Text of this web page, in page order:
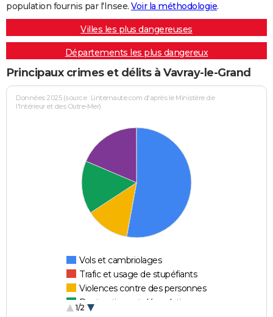
population fournis par l'Insee. Voir la méthodologie.
Villes les plus dangereuses
Départements les plus dangereux
Principaux crimes et délits à Vavray-le-Grand
Données 2025 (source : Linternaute.com d'après le Ministère de
l'Intérieur et des Outre-Mer)
Vols et cambriolages
Trafic et usage de stupéfiants
Violences contre des personnes
Destructions et dégradations
1/2